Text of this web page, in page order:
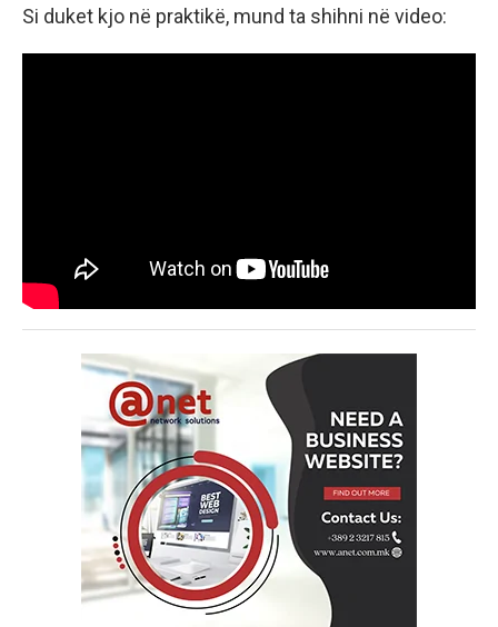
Si duket kjo në praktikë, mund ta shihni në video: